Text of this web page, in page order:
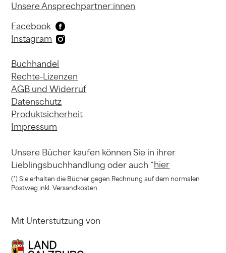
Unsere Ansprechpartner:innen
Facebook
Instagram
Buchhandel
Rechte-Lizenzen
AGB und Widerruf
Datenschutz
Produktsicherheit
Impressum
Unsere Bücher kaufen könnenSie in ihrer
Lieblingsbuchhandlung oder auch *hier
(*) Sie erhalten die Bücher gegen Rechnung auf dem normalen
Postweg inkl. Versandkosten.
Mit Unterstützung von